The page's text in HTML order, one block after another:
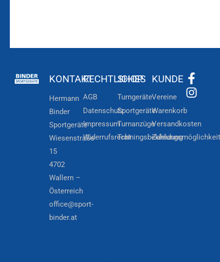
KONTAKT
Hermann
Binder
Sportgeräte
Wiesenstraße
15
4702
Wallern –
Österreich
office@sport-
binder.at
RECHTLICHES
AGB
Datenschutz
Impressum
Widerrufsrecht
SHOP
Turngeräte
Sportgeräte
Turnanzüge
Trainingsbekleidung
KUNDE
Vereine
Warenkorb
Versandkosten